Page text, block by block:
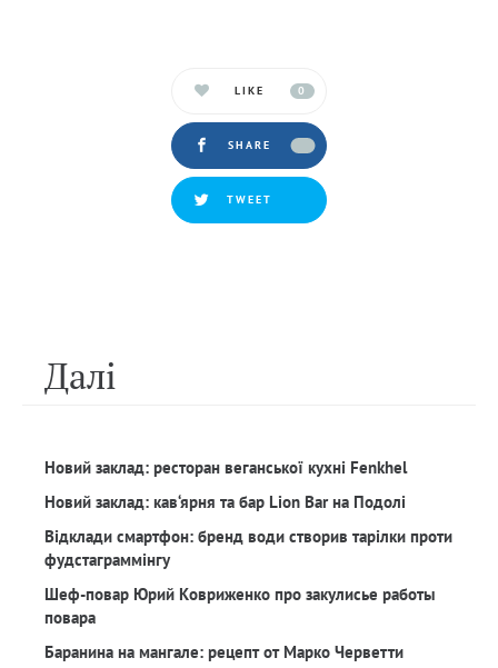
LIKE 0
SHARE
TWEET
Далi
Новий заклад: ресторан веганської кухні Fenkhel
Новий заклад: кав‘ярня та бар Lion Bar на Подолі
Відклади смартфон: бренд води створив тарілки проти
фудстаграммінгу
Шеф-повар Юрий Ковриженко про закулисье работы
повара
Баранина на мангале: рецепт от Марко Черветти